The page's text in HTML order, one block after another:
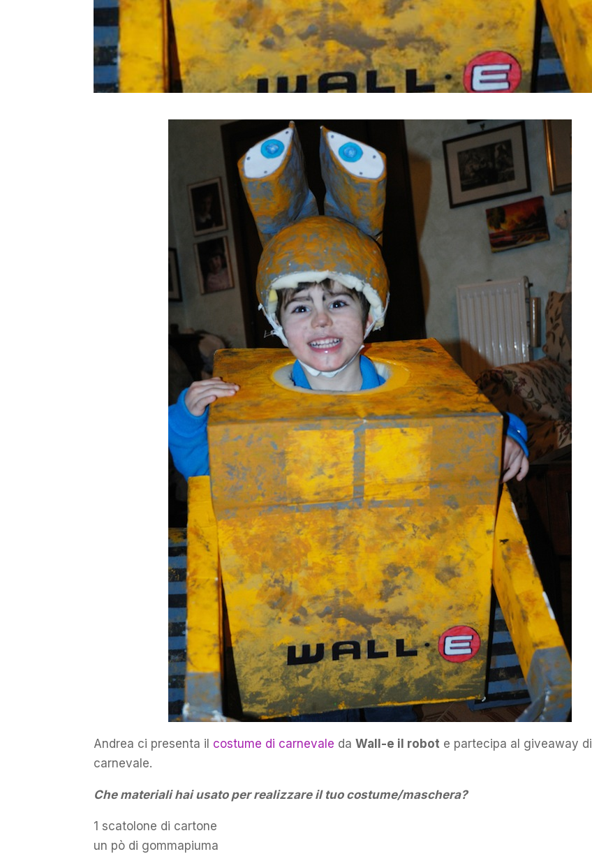
Andrea ci presenta il costume di carnevale daWall-e il robot e partecipa al giveaway di
carnevale.
Che materiali hai usato per realizzare il tuo costume/maschera?
1 scatolone di cartone
un pò di gommapiuma